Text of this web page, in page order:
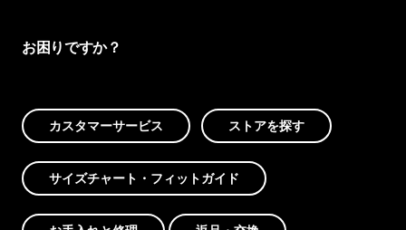
お困りですか？
カスタマーサービス ストアを探す
サイズチャート・フィットガイド